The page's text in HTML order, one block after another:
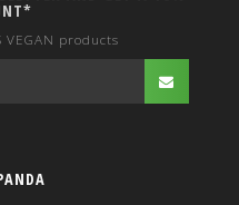
VEGAN products